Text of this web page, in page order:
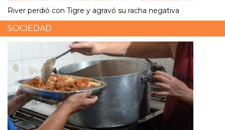
River perdió con Tigre y agravó su racha negativa
SOCIEDAD